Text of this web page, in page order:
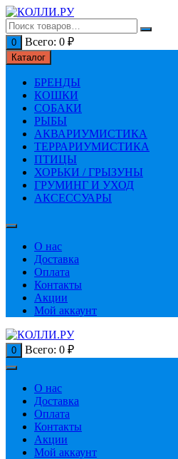
Перейти
к
содержимому
0 Всего: 0 ₽
Каталог
БРЕНДЫ
КОШКИ
СОБАКИ
РЫБЫ
АКВАРИУМИСТИКА
ТЕРРАРИУМИСТИКА
ПТИЦЫ
ХОРЬКИ / ГРЫЗУНЫ
ГРУМИНГ И УХОД
АКСЕССУАРЫ
О нас
Доставка
Оплата
Контакты
Акции
Мой аккаунт
0 Всего: 0 ₽
О нас
Доставка
Оплата
Контакты
Акции
Мой аккаунт